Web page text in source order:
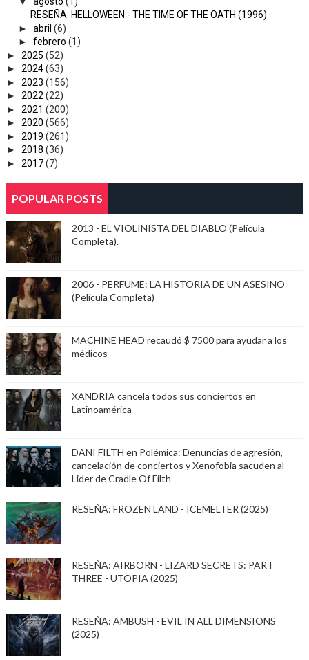
RESEÑA: HELLOWEEN - THE TIME OF THE OATH (1996)
► abril (6)
► febrero (1)
► 2025 (52)
► 2024(63)
► 2023 (156)
► 2022 (22)
► 2021 (200)
► 2020 (566)
► 2019 (261)
► 2018 (36)
► 2017(7)
POPULAR POSTS
2013 - EL VIOLINISTA DEL DIABLO (Película
Completa).
2006 - PERFUME: LA HISTORIA DE UN ASESINO
(Película Completa)
MACHINE HEAD recaudó $ 7500 para ayudar a los
médicos
XANDRIA cancela todos sus conciertos en
Latinoamérica
DANI FILTH en Polémica: Denuncias de agresión,
cancelación de conciertos y Xenofobia sacuden al
Lider de Cradle Of Filth
RESEÑA: FROZEN LAND - ICEMELTER (2025)
RESEÑA: AIRBORN - LIZARD SECRETS: PART
THREE - UTOPIA (2025)
RESEÑA: AMBUSH - EVIL IN ALL DIMENSIONS
(2025)